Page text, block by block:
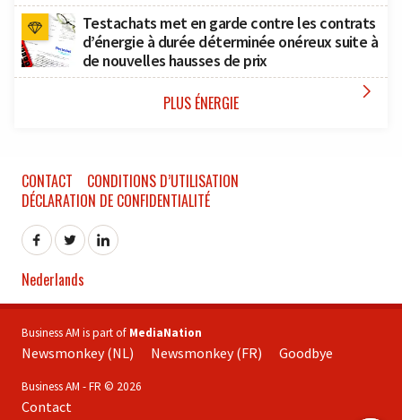
Testachats met en garde contre les contrats
d’énergie à durée déterminée onéreux suite à
de nouvelles hausses de prix
PLUS ÉNERGIE 
CONTACT
CONDITIONS D’UTILISATION
DÉCLARATION DE CONFIDENTIALITÉ
Nederlands
Business AM is part of MediaNation
Newsmonkey (NL) Newsmonkey (FR) Goodbye
Business AM - FR © 2026
Contact